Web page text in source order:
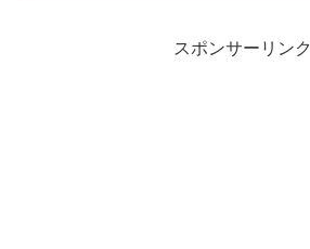
スポンサーリンク